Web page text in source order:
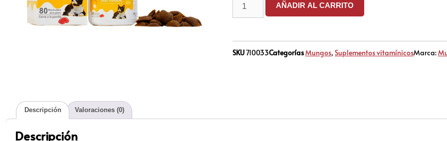
AÑADIR AL CARRITO
SKU710033CategoríasMungos, Suplementos vitamínicosMarca:
Descripción Valoraciones (0)
Descripción